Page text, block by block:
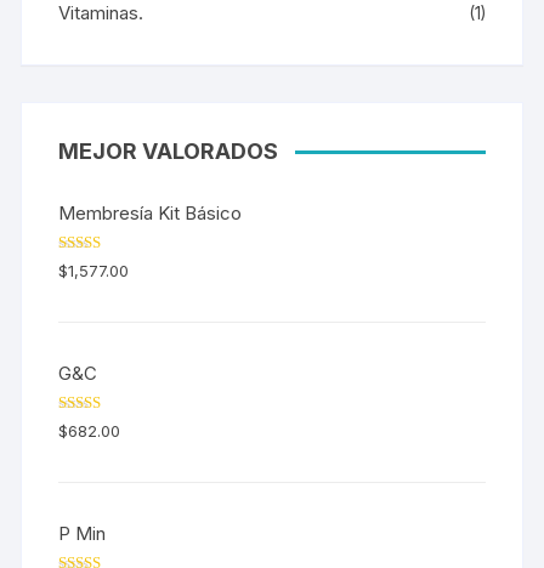
Vitaminas. (1)
MEJOR VALORADOS
Membresía Kit Básico
Valorado en
5.00 de 5
$1,577.00
G&C
Valorado en
5.00de 5
$682.00
P Min